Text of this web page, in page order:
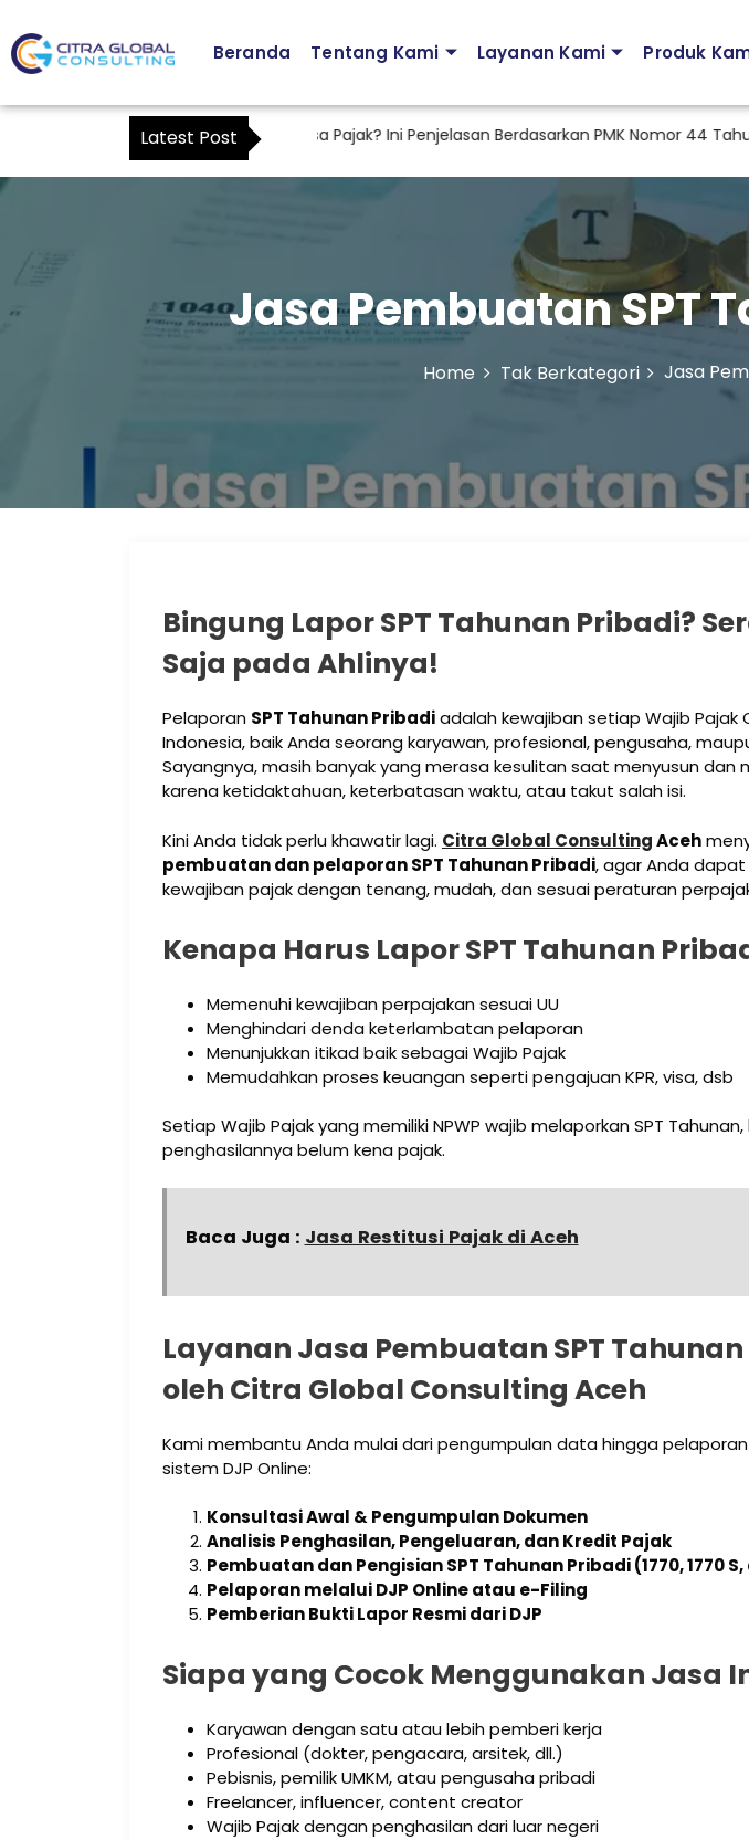
Beranda Tentang Kami Layanan Kami Produk
Latest Post
Karyawan Bisa Menjadi Kuasa Pajak? Ini Penjelasan Berdasarkan PMK Nomor 44 Tahun 2026
Jasa Pembuatan SPT
Home Tak Berkategori Jasa
Bingung Lapor SPT Tahunan Pribadi?
Saja pada Ahlinya!
Pelaporan SPT Tahunan Pribadiadalah kewajiban setiap Wajib Pajak
Indonesia, baik Anda seorang karyawan, profesional, pengusaha,
Sayangnya, masih banyak yang merasa kesulitan saat menyusun dan
karena ketidaktahuan, keterbatasan waktu, atau takut salah isi.
Kini Anda tidak perlu khawatir lagi. Citra Global ConsultingAceh
pembuatan dan pelaporan SPT Tahunan Pribadi, agar Anda
kewajiban pajak dengan tenang, mudah, dan sesuai peraturan
Kenapa Harus Lapor SPT Tahunan
Memenuhi kewajiban perpajakan sesuai UU
Menghindari denda keterlambatan pelaporan
Menunjukkan itikad baik sebagai Wajib Pajak
Memudahkan proses keuangan seperti pengajuan KPR, visa, dsb
Setiap Wajib Pajak yang memiliki NPWP wajib melaporkan SPT
penghasilannya belum kena pajak.
Baca Juga : Jasa Restitusi Pajak di Aceh
Layanan Jasa Pembuatan SPT
oleh Citra Global Consulting Aceh
Kami membantu Anda mulai dari pengumpulan data hingga
sistem DJP Online:
Konsultasi Awal & Pengumpulan Dokumen
Analisis Penghasilan, Pengeluaran, dan Kredit Pajak
Pembuatan dan Pengisian SPT Tahunan Pribadi (1770, 1770 S,
Pelaporan melalui DJP Online atau e-Filing
Pemberian Bukti Lapor Resmi dari DJP
Siapa yang Cocok Menggunakan Jasa
Karyawan dengan satu atau lebih pemberi kerja
Profesional (dokter, pengacara, arsitek, dll.)
Pebisnis, pemilik UMKM, atau pengusaha pribadi
Freelancer, influencer, content creator
Wajib Pajak dengan penghasilan dari luar negeri